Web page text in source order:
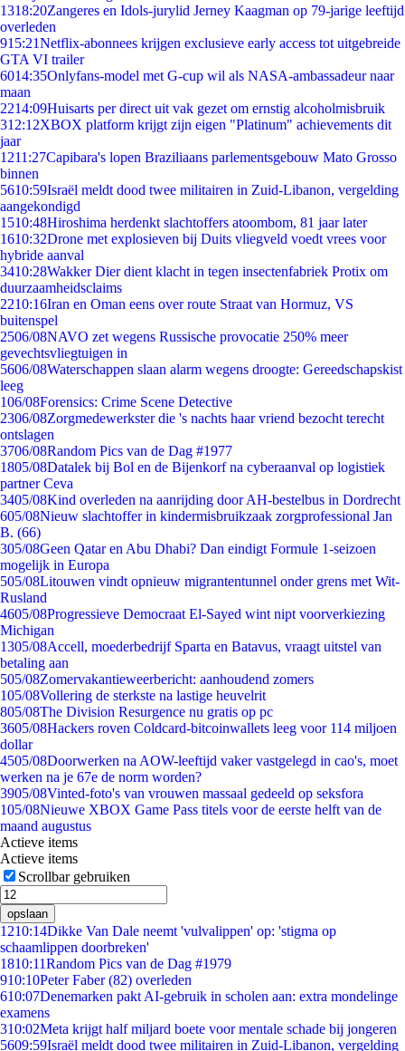
1318:20Zangeres en Idols-jurylid Jerney Kaagman op 79-jarige leeftijd
overleden
915:21Netflix-abonnees krijgen exclusieve early access tot uitgebreide
GTA VI trailer
6014:35Onlyfans-model met G-cup wil als NASA-ambassadeur naar
maan
2214:09Huisarts per direct uit vak gezet om ernstig alcoholmisbruik
312:12XBOX platform krijgt zijn eigen "Platinum" achievements dit
jaar
1211:27Capibara's lopen Braziliaans parlementsgebouw Mato Grosso
binnen
5610:59Israël meldt dood twee militairen in Zuid-Libanon, vergelding
aangekondigd
1510:48Hiroshima herdenkt slachtoffers atoombom, 81 jaar later
1610:32Drone met explosieven bij Duits vliegveld voedt vrees voor
hybride aanval
3410:28Wakker Dier dient klacht in tegen insectenfabriek Protix om
duurzaamheidsclaims
2210:16Iran en Oman eens over route Straat van Hormuz, VS
buitenspel
2506/08NAVO zet wegens Russische provocatie 250% meer
gevechtsvliegtuigen in
5606/08Waterschappen slaan alarm wegens droogte: Gereedschapskist
leeg
106/08Forensics: Crime Scene Detective
2306/08Zorgmedewerkster die 's nachts haar vriend bezocht terecht
ontslagen
3706/08Random Pics van de Dag #1977
1805/08Datalek bij Bol en de Bijenkorf na cyberaanval op logistiek
partner Ceva
3405/08Kind overleden na aanrijding door AH-bestelbus in Dordrecht
605/08Nieuw slachtoffer in kindermisbruikzaak zorgprofessional Jan
B. (66)
305/08Geen Qatar en Abu Dhabi? Dan eindigt Formule 1-seizoen
mogelijk in Europa
505/08Litouwen vindt opnieuw migrantentunnel onder grens met Wit-
Rusland
4605/08Progressieve Democraat El-Sayed wint nipt voorverkiezing
Michigan
1305/08Accell, moederbedrijf Sparta en Batavus, vraagt uitstel van
betaling aan
505/08Zomervakantieweerbericht: aanhoudend zomers
105/08Vollering de sterkste na lastige heuvelrit
805/08The Division Resurgence nu gratis op pc
3605/08Hackers roven Coldcard-bitcoinwallets leeg voor 114 miljoen
dollar
4505/08Doorwerken na AOW-leeftijd vaker vastgelegd in cao's, moet
werken na je 67e de norm worden?
3905/08Vinted-foto's van vrouwen massaal gedeeld op seksfora
105/08Nieuwe XBOX Game Pass titels voor de eerste helft van de
maand augustus
Actieve items
Actieve items
Scrollbar gebruiken
opslaan
1210:14Dikke Van Dale neemt 'vulvalippen' op: 'stigma op
schaamlippen doorbreken'
1810:11Random Pics van de Dag #1979
910:10Peter Faber (82) overleden
610:07Denemarken pakt AI-gebruik in scholen aan: extra mondelinge
examens
310:02Meta krijgt half miljard boete voor mentale schade bij jongeren
5609:59Israël meldt dood twee militairen in Zuid-Libanon, vergelding